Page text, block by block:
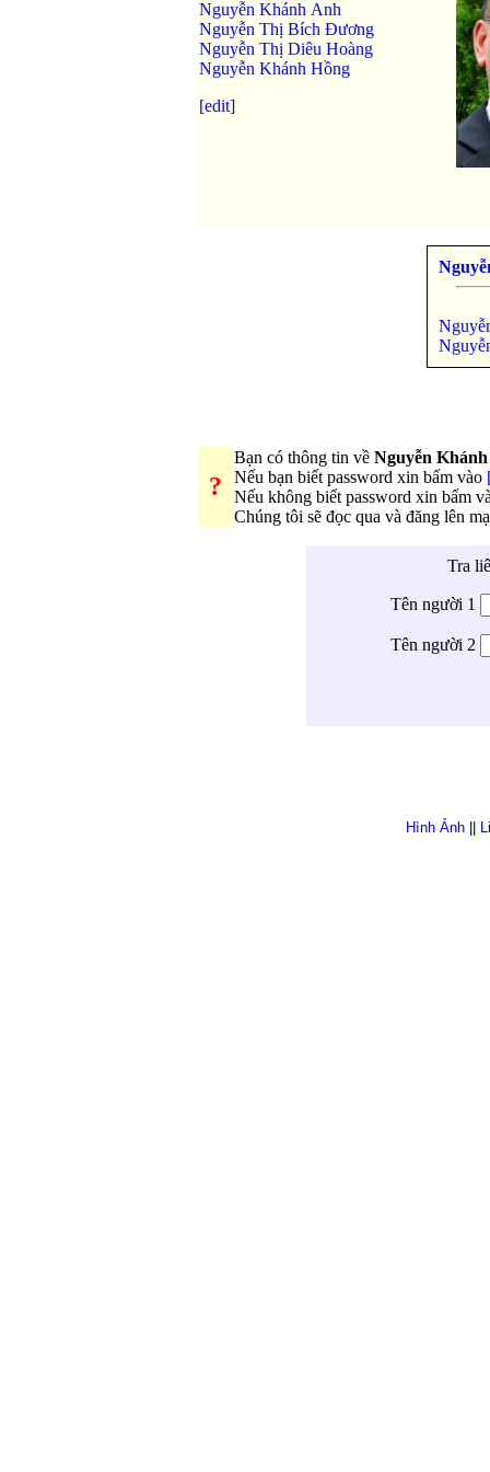
Nguyễn Khánh Anh
Nguyễn Thị Bích Đương
Nguyễn Thị Diêu Hoàng
Nguyễn Khánh Hồng
[edit]
?
Bạn có thông tin về Nguyễn
Nếu bạn biết password xin bấm vào
Nếu không biết password xin bấm
Chúng tôi sẽ đọc qua và đăng lên
Tra
Tên người 1
Tên người 2
Hình Ảnh